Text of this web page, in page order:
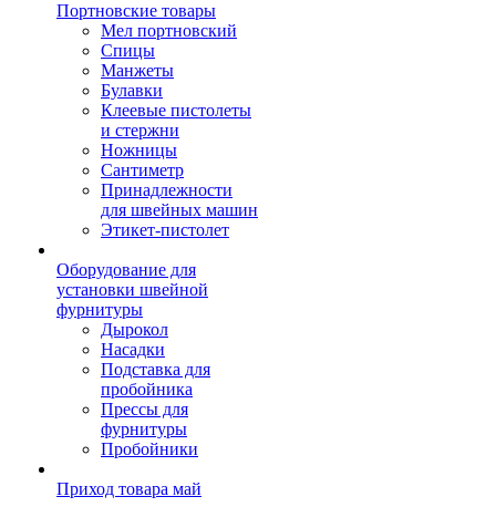
Портновские товары
Мел портновский
Спицы
Манжеты
Булавки
Клеевые пистолеты
и стержни
Ножницы
Сантиметр
Принадлежности
для швейных машин
Этикет-пистолет
Оборудование для
установки швейной
фурнитуры
Дырокол
Насадки
Подставка для
пробойника
Прессы для
фурнитуры
Пробойники
Приход товара май